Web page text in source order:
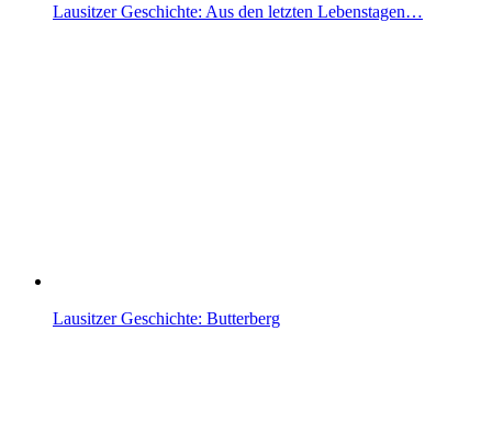
Lausitzer Geschichte: Aus den letzten Lebenstagen…
Lausitzer Geschichte: Butterberg